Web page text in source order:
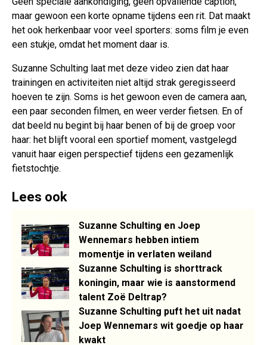
maar gewoon een korte opname tijdens een rit. Dat maakt
het ook herkenbaar voor veel sporters: soms film je even
een stukje, omdat het moment daar is.
Suzanne Schulting laat met deze video zien dat haar
trainingen en activiteiten niet altijd strak geregisseerd
hoeven te zijn. Soms is het gewoon even de camera aan,
een paar seconden filmen, en weer verder fietsen. En of
dat beeld nu begint bij haar benen of bij de groep voor
haar: het blijft vooral een sportief moment, vastgelegd
vanuit haar eigen perspectief tijdens een gezamenlijk
fietstochtje.
Lees ook
Suzanne Schulting en Joep
Wennemars hebben intiem
momentje in verlaten weiland
Suzanne Schulting is shorttrack
koningin, maar wie is aanstormend
talent Zoë Deltrap?
Suzanne Schulting puft het uit nadat
Joep Wennemars wit goedje op haar
kwakt